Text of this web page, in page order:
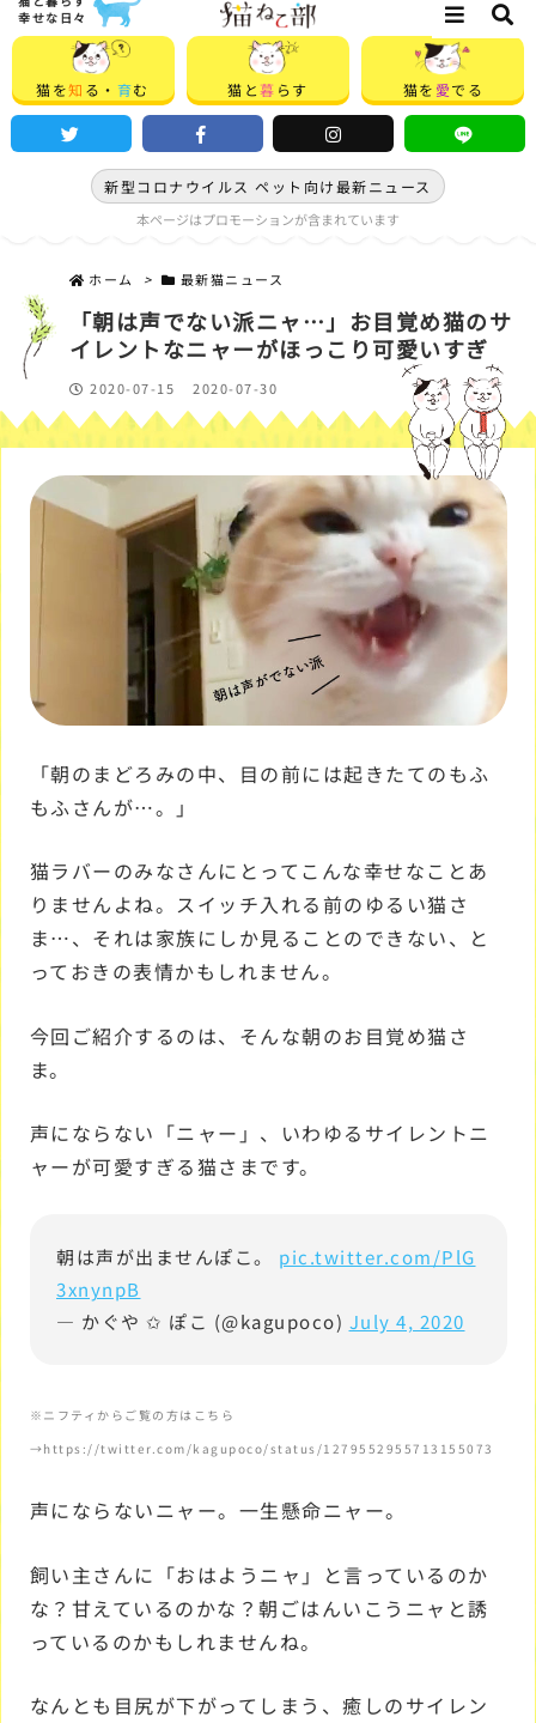
幸せな日々
猫を知 る・ 育む 猫と暮 らす 猫を 愛でる
新型コロナウイルス ペット向け最新ニュース
本ページはプロモーションが含まれています
ホーム > 最新猫ニュース
「朝は声でない派ニャ…」お目覚め猫のサ
イレントなニャーがほっこり可愛いすぎ
2020-07-15 2020-07-30
「朝のまどろみの中、目の前には起きたてのもふ
もふさんが…。」
猫ラバーのみなさんにとってこんな幸せなことあ
りませんよね。スイッチ入れる前のゆるい猫さ
ま…、それは家族にしか見ることのできない、と
っておきの表情かもしれません。
今回ご紹介するのは、そんな朝のお目覚め猫さ
ま。
声にならない「ニャー」、いわゆるサイレントニ
ャーが可愛すぎる猫さまです。
朝は声が出ませんぽこ。 pic.twitter.com/PlG
3xnynpB
— かぐや ✩ ぽこ (@kagupoco) July 4, 2020
※ニフティからご覧の方はこちら
→https://twitter.com/kagupoco/status/1279552955713155073
声にならないニャー。一生懸命ニャー。
飼い主さんに「おはようニャ」と言っているのか
な？甘えているのかな？朝ごはんいこうニャと誘
っているのかもしれませんね。
なんとも目尻が下がってしまう、癒しのサイレン